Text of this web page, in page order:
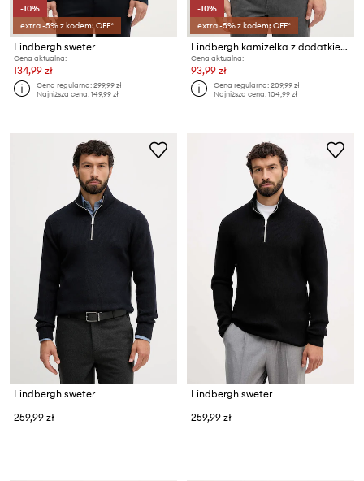
-10%
extra -5% z kodem: OFF*
Lindbergh sweter
Cena aktualna:
134,99 zł
Cena regularna:299,99 zł
Najniższa cena:149,99 zł
-10%
extra -5% z kodem: OFF*
Lindbergh kamizelka z dodatkiem wełny
Cena aktualna:
93,99 zł
Cena regularna:209,99 zł
Najniższa cena:104,99 zł
Lindbergh sweter
259,99 zł
Lindbergh sweter
259,99 zł